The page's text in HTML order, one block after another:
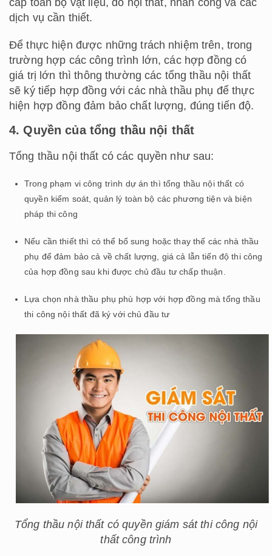
dịch vụ cần thiết.
Để thực hiện được những trách nhiệm trên, trong
trường hợp các công trình lớn, các hợp đồng có
giá trị lớn thì thông thường các tổng thầu nội thất
sẽ ký tiếp hợp đồng với các nhà thầu phụ để thực
hiện hợp đồng đảm bảo chất lượng, đúng tiến độ.
4. Quyền của tổng thầu nội thất
Tổng thầu nội thất có các quyền như sau:
Trong phạm vi công trình dự án thì tổng thầu nội thất có
quyền kiểm soát, quản lý toàn bộ các phương tiện và biện
pháp thi công
Nếu cần thiết thì có thể bổ sung hoặc thay thế các nhà thầu
phụ để đảm bảo cả về chất lượng, giá cả lẫn tiến độ thi công
của hợp đồng sau khi được chủ đầu tư chấp thuận.
Lựa chọn nhà thầu phụ phù hợp với hợp đồng mà tổng thầu
thi công nội thất đã ký với chủ đầu tư
Tổng thầu nội thất có quyền giám sát thi công nội
thất công trình